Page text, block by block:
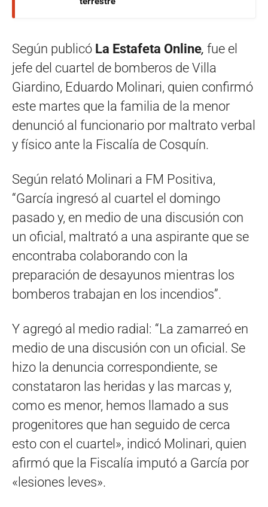
Según publicó La Estafeta Online, fue el
jefe del cuartel de bomberos de Villa
Giardino, Eduardo Molinari, quien confirmó
este martes que la familia de la menor
denunció al funcionario por maltrato verbal
y físico ante la Fiscalía de Cosquín.
Según relató Molinari a FM Positiva,
“García ingresó al cuartel el domingo
pasado y, en medio de una discusión con
un oficial, maltrató a una aspirante que se
encontraba colaborando con la
preparación de desayunos mientras los
bomberos trabajan en los incendios”.
Y agregó al medio radial: “La zamarreó en
medio de una discusión con un oficial. Se
hizo la denuncia correspondiente, se
constataron las heridas y las marcas y,
como es menor, hemos llamado a sus
progenitores que han seguido de cerca
esto con el cuartel», indicó Molinari, quien
afirmó que la Fiscalía imputó a García por
«lesiones leves».